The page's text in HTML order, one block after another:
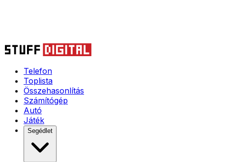
Telefon
Toplista
Összehasonlítás
Számítógép
Autó
Játék
Segédlet